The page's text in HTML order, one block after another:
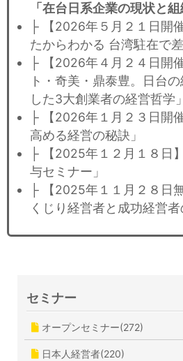
「在台日系企業の現状と組
├ 【2026年５月２１日開
たからわかる 台湾駐在で
├ 【2026年４月２４日開
ト・奇美・鼎泰豊。日台
した3大創業者の経営哲学」
├ 【2026年１月２３日開
高める経営の秘訣」
├ 【2025年１２月１８日
与セミナー」
├ 【2025年１１月２８日
くじり経営者と成功経営者
セミナー
オープンセミナー(272)
日本人経営者(220)